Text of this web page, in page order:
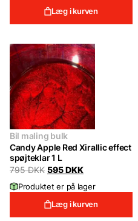
Læg i kurven
Bil maling bulk
Candy Apple Red Xirallic effect
spøjteklar 1 L
795DKK Original
was:
595DKKCurrent
is:
Produktet er på lager
Læg i kurven